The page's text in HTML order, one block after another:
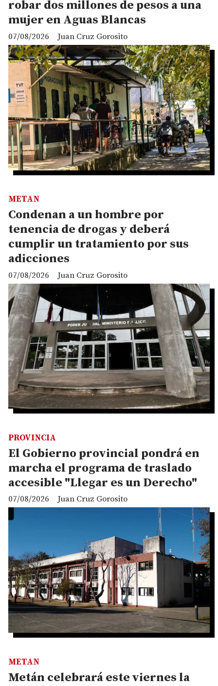
robar dos millones de pesos a una
mujer en Aguas Blancas
Juan Cruz Gorosito
07/08/2026
Condenan a un hombre por
tenencia de drogas y deberá
cumplir un tratamiento por sus
adicciones
Juan Cruz Gorosito
METAN
07/08/2026
El Gobierno provincial pondrá en
marcha el programa de traslado
accesible "Llegar es un Derecho"
Juan Cruz Gorosito
PROVINCIA
07/08/2026
Metán celebrará este viernes la
METAN